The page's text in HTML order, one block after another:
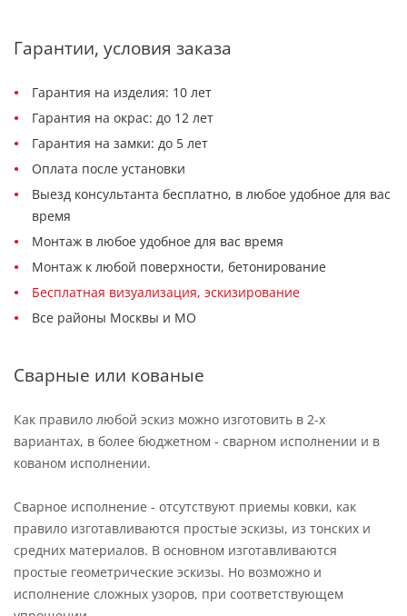
Гарантии, условия заказа
Гарантия на изделия: 10 лет
Гарантия на окрас: до 12 лет
Гарантия на замки: до 5 лет
Оплата после установки
Выезд консультанта бесплатно, в любое удобное для вас
время
Монтаж в любое удобное для вас время
Монтаж к любой поверхности, бетонирование
Бесплатная визуализация, эскизирование
Все районы Москвы и МО
Сварные или кованые
Как правило любой эскиз можно изготовить в 2-х
вариантах, в более бюджетном - сварном исполнении и в
кованом исполнении.
Сварное исполнение - отсутствуют приемы ковки, как
правило изготавливаются простые эскизы, из тонских и
средних материалов. В основном изготавливаются
простые геометрические эскизы. Но возможно и
исполнение сложных узоров, при соответствующем